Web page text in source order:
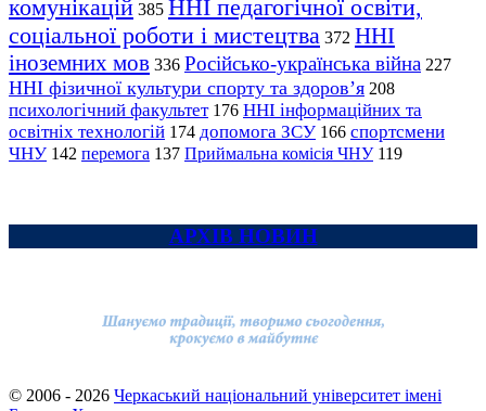
комунікацій 385 ННІ педагогічної освіти,
соціальної роботи і мистецтва 372 ННІ
іноземних мов 336 Російсько-українська війна 227
ННІ фізичної культури спорту та здоров’я 208
психологічний факультет 176 ННІ інформаційних та
освітніх технологій 174 допомога ЗСУ 166 спортсмени
ЧНУ 142 перемога 137 Приймальна комісія ЧНУ 119
АРХІВ НОВИН
© 2006 - 2026 Черкаський національний університет імені